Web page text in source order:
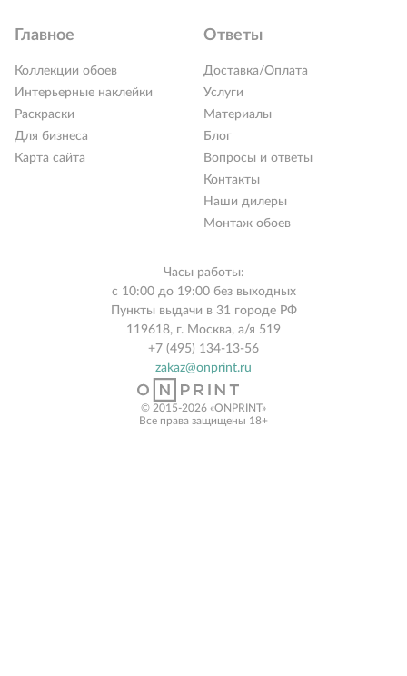
Главное
Коллекции обоев
Интерьерные наклейки
Раскраски
Для бизнеса
Карта сайта
Ответы
Доставка/Оплата
Услуги
Материалы
Блог
Вопросы и ответы
Контакты
Наши дилеры
Монтаж обоев
Часы работы:
с 10:00 до 19:00 без выходных
Пункты выдачи в 31 городе РФ
119618, г. Москва, а/я 519
+7 (495) 134-13-56
zakaz@onprint.ru
© 2015-2026 «ONPRINT»
Все права защищены 18+‎